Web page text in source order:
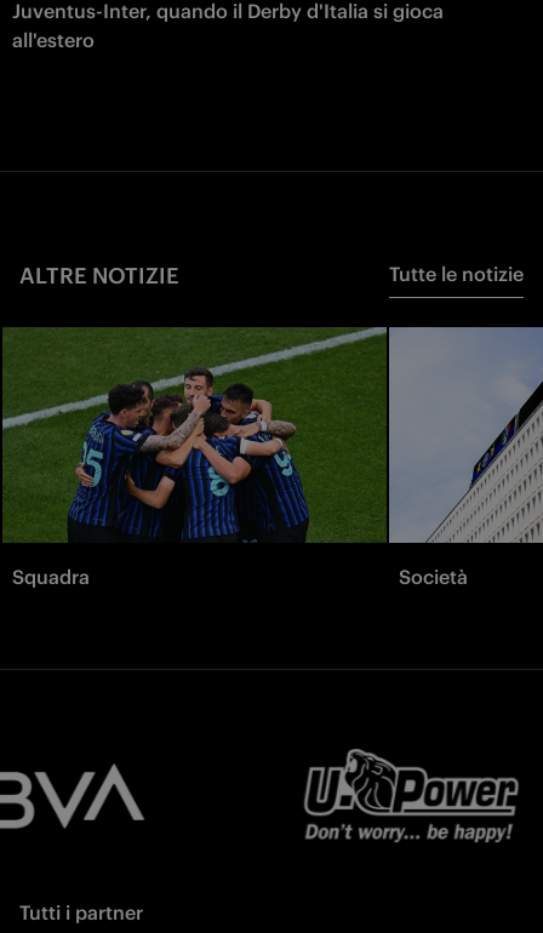
Juventus-Inter, quando il Derby d'Italia si gioca
all'estero
ALTRE NOTIZIE Tutte le notizie
Squadra Società
Tutti i partner